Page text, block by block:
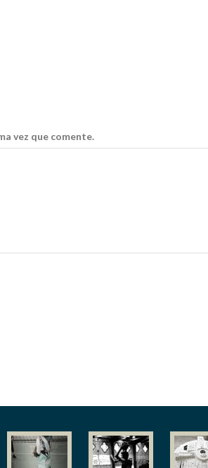
vez que comente.